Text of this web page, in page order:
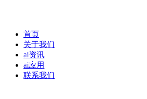
首页
关于我们
ai资讯
ai应用
联系我们